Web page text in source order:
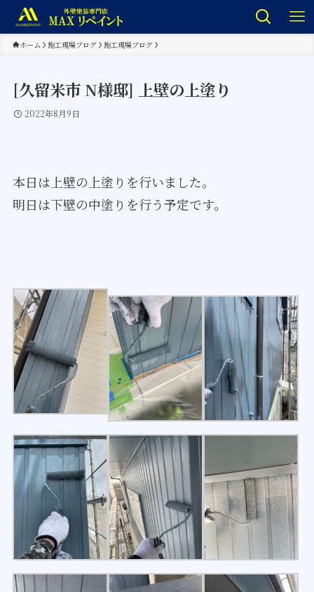
ホーム 施工現場ブログ 施工現場ブログ
[久留米市 N様邸] 上壁の上塗り
2022年8月9日
本日は上壁の上塗りを行いました。
明日は下壁の中塗りを行う予定です。